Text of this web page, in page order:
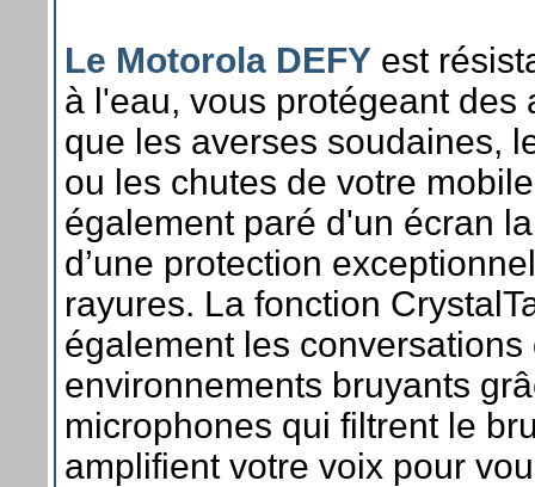
Le Motorola DEFY est
à l'eau, vous protégeant des
que les averses soudaines,
ou les chutes de votre
également paré d'un écran
d’une protection
rayures. La fonction
également les conversations
environnements bruyants
microphones qui filtrent le
amplifient votre voix pour